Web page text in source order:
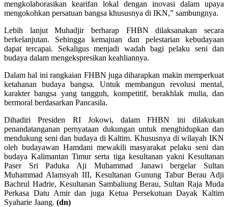
mengkolaborasikan kearifan lokal dengan inovasi dalam upaya
mengokohkan persatuan bangsa khususnya di IKN,” sambungnya.
Lebih lanjut Muhadjir berharap FHBN dilaksanakan secara
berkelanjutan. Sehingga kemajuan dan pelestarian kebudayaan
dapat tercapai. Sekaligus menjadi wadah bagi pelaku seni dan
budaya dalam mengekspresikan keahliannya.
Dalam hal ini rangkaian FHBN juga diharapkan makin memperkuat
ketahanan budaya bangsa. Untuk membangun revolusi mental,
karakter bangsa yang tangguh, kompetitif, berakhlak mulia, dan
bermoral berdasarkan Pancasila.
Dihadiri Presiden RI Jokowi, dalam FHBN ini dilakukan
penandatanganan pernyataan dukungan untuk menghidupkan dan
mendukung seni dan budaya di Kaltim. Khususnya di wilayah IKN
oleh budayawan Hamdani mewakili masyarakat pelaku seni dan
budaya Kalimantan Timur serta tiga kesultanan yakni Kesultanan
Paser Sri Paduka Aji Muhammad Janawi bergelar Sultan
Muhammad Alamsyah III, Kesultanan Gunung Tabur Berau Adji
Bachrul Hadrie, Kesultanan Sambaliung Berau, Sultan Raja Muda
Perkasa Datu Amir dan juga Ketua Persekutuan Dayak Kaltim
Syaharie Jaang. (dn)